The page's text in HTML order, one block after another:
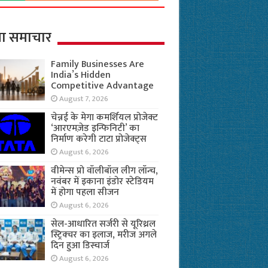
समाचार
Family Businesses Are
India’s Hidden
Competitive Advantage
August 7, 2026
चेन्नई के मेगा कमर्शियल प्रोजेक्ट
‘आरएमज़ेड इन्फिनिटी’ का
निर्माण करेगी टाटा प्रोजेक्ट्स
August 6, 2026
वीमेन्स प्रो वॉलीबॉल लीग लॉन्च,
नवंबर में इकाना इंडोर स्टेडियम
में होगा पहला सीजन
August 6, 2026
सेल-आधारित सर्जरी से यूरिथ्रल
स्ट्रिक्चर का इलाज, मरीज अगले
दिन हुआ डिस्चार्ज
August 6, 2026